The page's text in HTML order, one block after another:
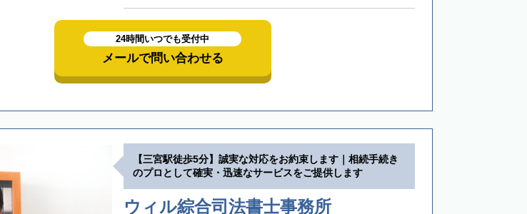
24時間いつでも受付中
メールで問い合わせる
【三宮駅徒歩5分】誠実な対応をお約束します｜相続手続き
のプロとして確実・迅速なサービスをご提供します
ウィル綜合司法書士事務所